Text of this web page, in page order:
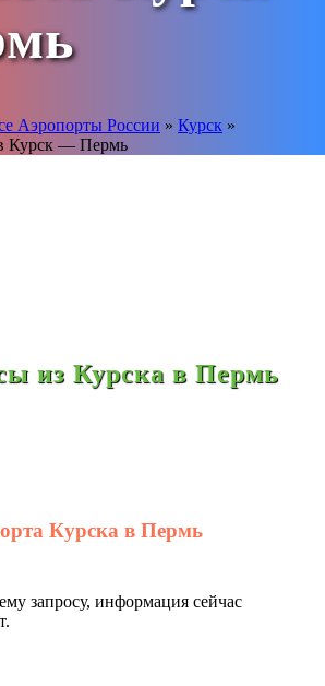
Аэропорты России » Курск »
Курск — Пермь
из Курска в Пермь
Курска в Пермь
запросу, информация сейчас